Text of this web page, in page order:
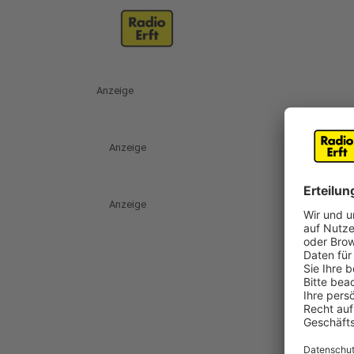
Anzeige
Anzeige
Anzeige